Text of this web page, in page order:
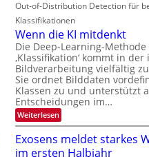
n
I
O
N
T
e
c
h
T
a
l
k
e
n
a
u
f
d
e
r
V
I
S
a
g
u
n
g
z
u
E
l
e
k
t
Out-of-Distribution Detection für
Klassifikationen
Wenn die KI mitdenkt
Die Deep-Learning-Methode
‚Klassifikation‘ kommt in
Bildverarbeitung vielfältig
Sie ordnet Bilddaten
Klassen zu und unterstützt
Entscheidungen im…
Weiterlesen:
W
n
n
Exosens meldet starkes
im ersten Halbjahr